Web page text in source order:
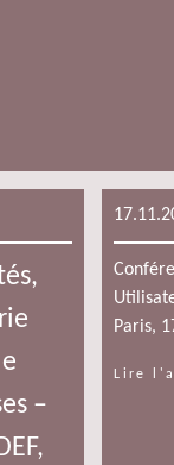
–
Paris,
Lire